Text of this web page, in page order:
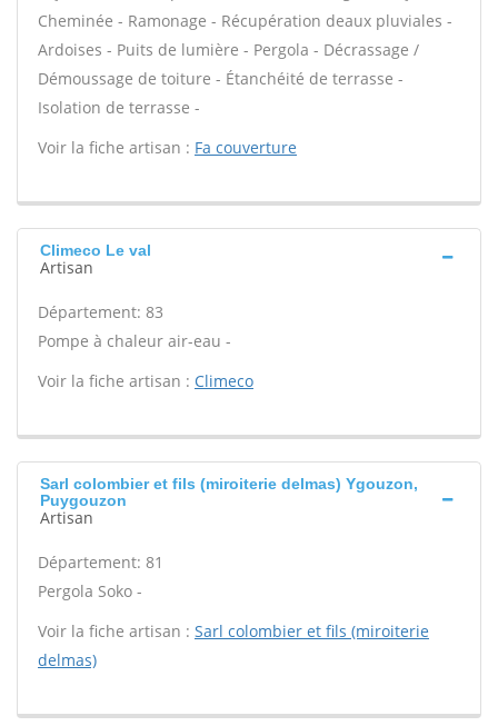
Cheminée - Ramonage - Récupération deaux pluviales -
Ardoises - Puits de lumière - Pergola - Décrassage /
Démoussage de toiture - Étanchéité de terrasse -
Isolation de terrasse -
Voir la fiche artisan : Fa couverture
Climeco Le val
Artisan
Département: 83
Pompe à chaleur air-eau -
Voir la fiche artisan : Climeco
Sarl colombier et fils (miroiterie delmas) Ygouzon,
Puygouzon
Artisan
Département: 81
Pergola Soko -
Voir la fiche artisan : Sarl colombier et fils (miroiterie
delmas)